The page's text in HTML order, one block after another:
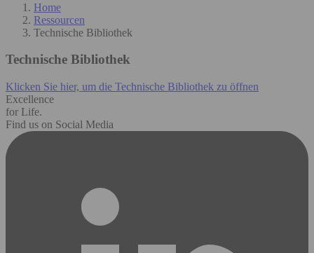
Home
Ressourcen
Technische Bibliothek
Technische Bibliothek
Klicken Sie hier, um die Technische Bibliothek zu öffnen
Excellence
for Life.
Find us on Social Media